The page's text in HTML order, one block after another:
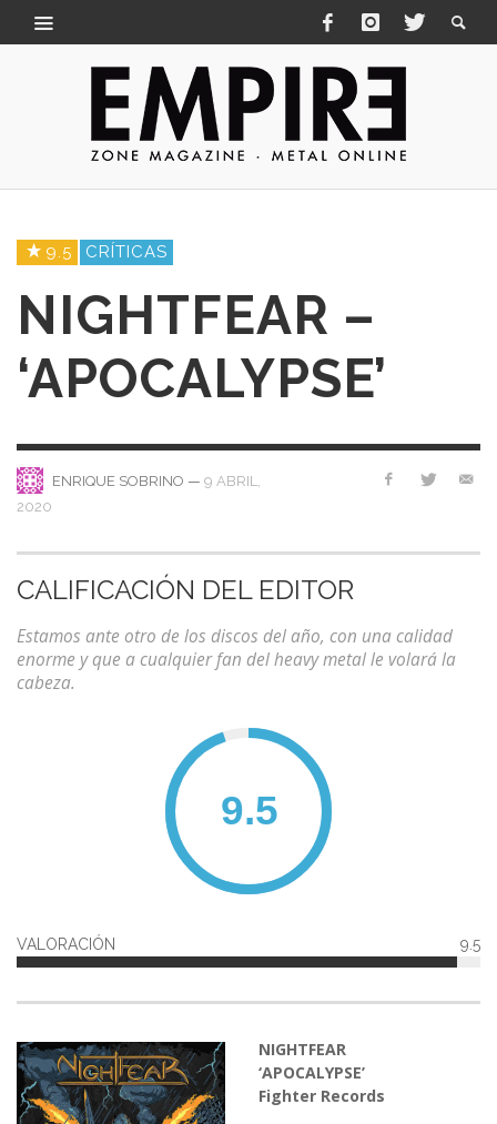
9.5 CRÍTICAS
NIGHTFEAR –
‘APOCALYPSE’
ENRIQUE SOBRINO — 9 ABRIL,
2020
CALIFICACIÓN DEL EDITOR
Estamos ante otro de los discos del año, con una calidad
enorme y que a cualquier fan del heavy metal le volará la
cabeza.
9.5
VALORACIÓN
NIGHTFEAR
‘APOCALYPSE’
Fighter Records